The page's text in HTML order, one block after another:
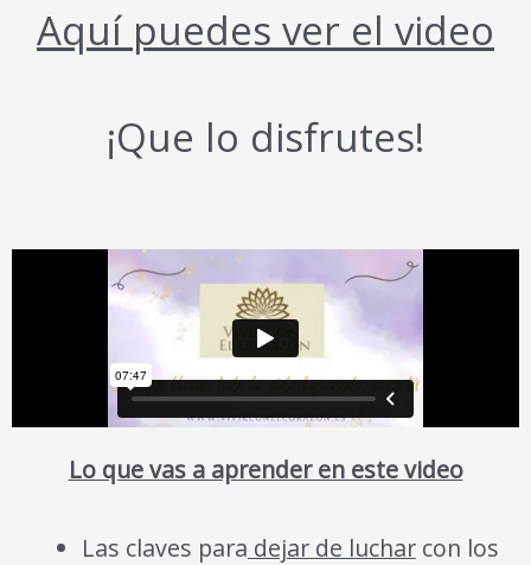
Aquí puedes ver el video
¡Que lo disfrutes!
Lo que vas a aprender en este video
Las claves para dejar de lucharcon los